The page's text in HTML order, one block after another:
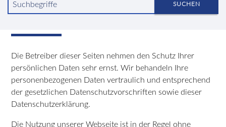
Suchbegriffe SUCHEN
Datenschutzerklärung
Die Betreiber dieser Seiten nehmen den Schutz Ihrer
persönlichen Daten sehr ernst. Wir behandeln Ihre
personenbezogenen Daten vertraulich und entsprechend
der gesetzlichen Datenschutzvorschriften sowie dieser
Datenschutzerklärung.
Die Nutzung unserer Webseite ist in der Regel ohne